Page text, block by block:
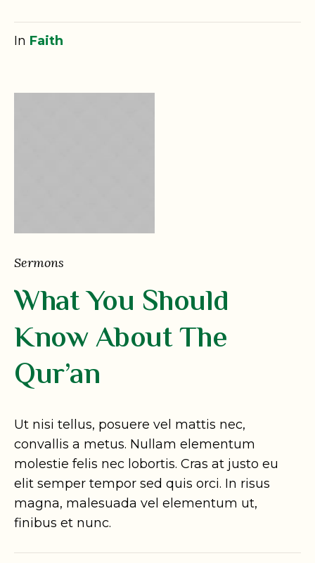
In Faith
Sermons
What You Should
Know About The
Qur’an
Ut nisi tellus, posuere vel mattis nec,
convallis a metus. Nullam elementum
molestie felis nec lobortis. Cras at justo eu
elit semper tempor sed quis orci. In risus
magna, malesuada vel elementum ut,
finibus et nunc.